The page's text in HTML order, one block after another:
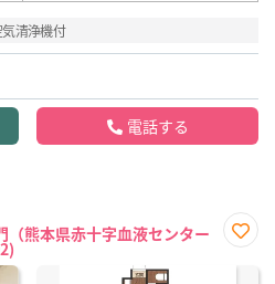
気清浄機付
電話する
（熊本県赤十字血液センター
に入